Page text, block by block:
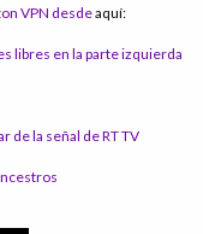
VPN desdeaquí:
libres en la parte izquierda
de la señal de RT TV